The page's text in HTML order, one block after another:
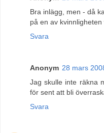
Bra inlägg, men - då
på en av
Svara
Anonym 28 mars
Jag skulle inte räkna
för sent att bli
Svara